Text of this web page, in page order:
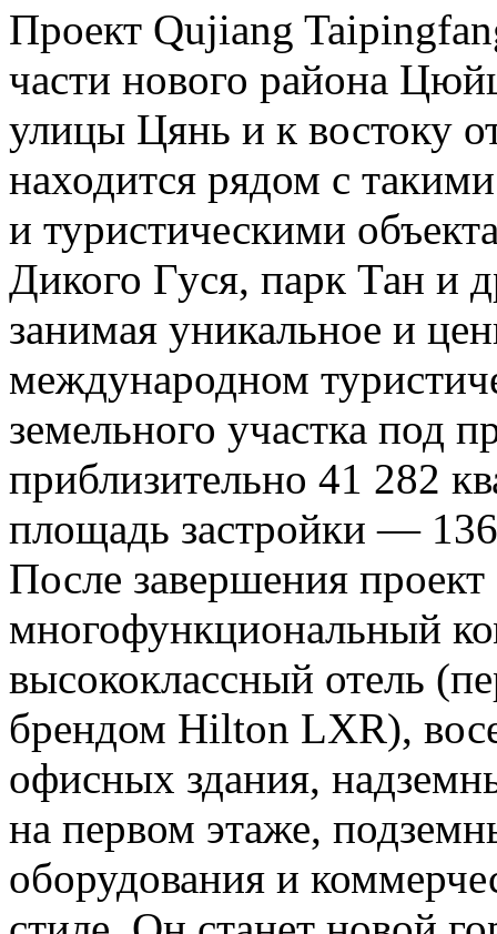
Проект Qujiang
части нового района
улицы Цянь и к востоку
находится рядом с
и туристическими
Дикого Гуся, парк Тан и
занимая уникальное и
международном
земельного участка под
приблизительно 41 282
площадь застройки —
После завершения проект
многофункциональный
высококлассный отель
брендом Hilton LXR),
офисных здания,
на первом этаже,
оборудования и